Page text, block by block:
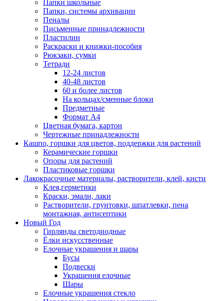
Папки школьные
Папки, системы архивации
Пеналы
Письменные принадлежности
Пластилин
Раскраски и книжки-пособия
Рюкзаки, сумки
Тетради
12-24 листов
40-48 листов
60 и более листов
На кольцах/сменные блоки
Предметные
Формат А4
Цветная бумага, картон
Чертежные принадлежности
Кашпо, горшки для цветов, поддержки для растений
Керамические горшки
Опоры для растений
Пластиковые горшки
Лакокрасочные материалы, растворители, клей, кисти
Клея,герметики
Краски, эмали, лаки
Растворители, грунтовки, шпатлевки, пена
монтажная, антисептики
Новый Год
Гирлянды светодиодные
Ёлки искусственные
Елочные украшения и шары
Бусы
Подвески
Украшения елочные
Шары
Елочные украшения стекло